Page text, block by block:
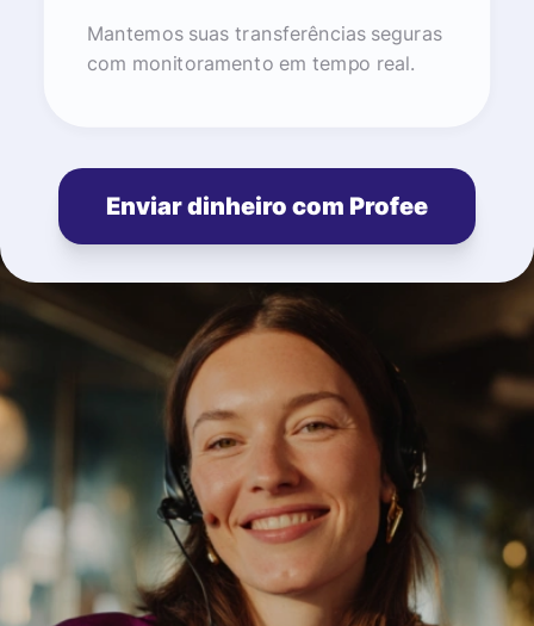
Mantemos suas transferências seguras
com monitoramento em tempo real.
Enviar dinheiro com Profee